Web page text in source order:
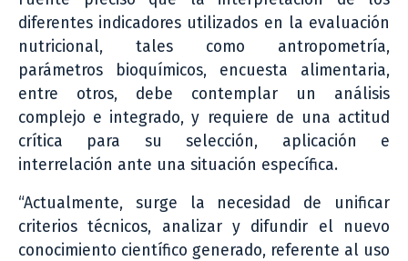
diferentes indicadores utilizados en la evaluación
nutricional, tales como antropometría,
parámetros bioquímicos, encuesta alimentaria,
entre otros, debe contemplar un análisis
complejo e integrado, y requiere de una actitud
crítica para su selección, aplicación e
interrelación ante una situación específica.
“Actualmente, surge la necesidad de unificar
criterios técnicos, analizar y difundir el nuevo
conocimiento científico generado, referente al uso